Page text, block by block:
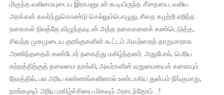
மிகுந்த வலிமையுடைய இராமனுடன் கூடியிருந்த சீதையை, வலிய
அரக்கன் கவர்ந்துகொண்டு செல்லும்பொழுது, சீதை கழற்றி எறிந்த
நகைகள் நிலத்தே விழுந்தவுடன் அந்த நகைகளைக் கண்டெடுத்த,
சிவந்த முகமுடைய குரங்குகளின் கூட்டம் அவற்றைத் தாறுமாறாக
அணிந்ததைக் கண்டோர் நகைத்து மகிழ்ந்தனர். அதுபோல், பெரிய
சுற்றத்திற்குத் தலைமை தாங்கி, அவர்களின் வறுமையைக் களையும்
நேரத்தில், பல அரிய எண்ணங்களினால் உண்டாகிய துன்பம் நீங்குமாறு,
நாங்களும் அரிய மகிழ்ச்சியை மிகவும் அடைந்தோம்….!